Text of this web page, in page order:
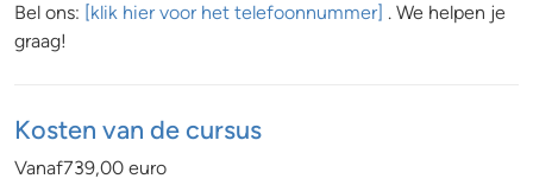
Bel ons: [klik hier voor het telefoonnummer] . We helpen je
graag!
Kosten van de cursus
Vanaf739,00 euro